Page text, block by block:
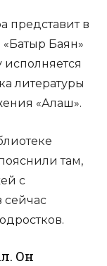
представит в
Баян»
литературы
«Алаш».
там,
с
сейчас
Он